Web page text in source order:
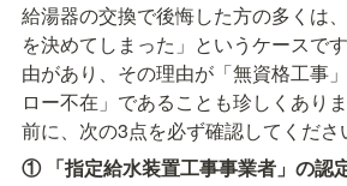
給湯器の交換で後悔した方の多くは
を決めてしまった」というケースで
由があり、その理由が「無資格工事
ロー不在」であることも珍しくあり
前に、次の3点を必ず確認してくださ
① 「指定給水装置工事事業者」の認